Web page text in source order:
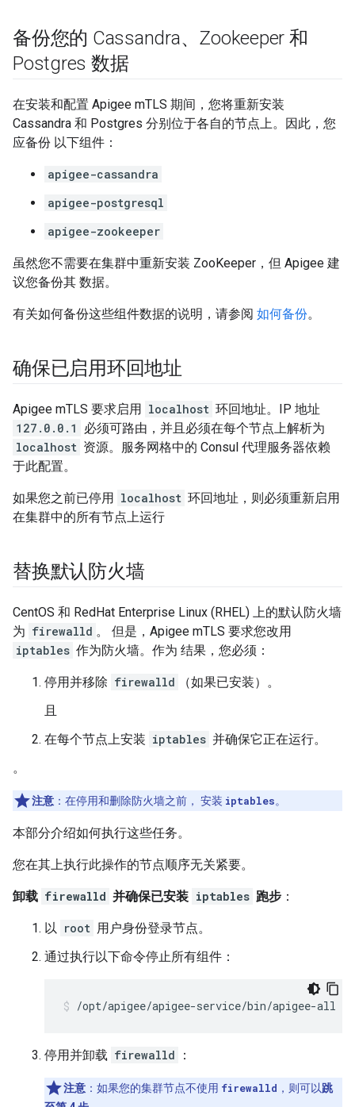
备份您的 Cassandra、Zookeeper 和
Postgres 数据
在安装和配置 Apigee mTLS 期间，您将重新安装
Cassandra 和 Postgres 分别位于各自的节点上。因此，您
应备份 以下组件：
apigee-cassandra
apigee-postgresql
apigee-zookeeper
虽然您不需要在集群中重新安装 ZooKeeper，但 Apigee 建
议您备份其 数据。
有关如何备份这些组件数据的说明，请参阅 如何备份。
确保已启用环回地址
Apigee mTLS 要求启用 localhost 环回地址。IP 地址
127.0.0.1
必须可路由，并且必须在每个节点上解析为
localhost 资源。服务网格中的 Consul 代理服务器依赖
于此配置。
如果您之前已停用 localhost 环回地址，则必须重新启用
在集群中的所有节点上运行
替换默认防火墙
CentOS 和 RedHat Enterprise Linux (RHEL) 上的默认防火墙
为 firewalld 。 但是，Apigee mTLS 要求您改用
iptables 作为防火墙。作为 结果，您必须：
停用并移除 firewalld
（如果已安装）。
且
在每个节点上安装 iptables 并确保它正在运行。
。
注意 ：在停用和删除防火墙之前， 安装 iptables。
本部分介绍如何执行这些任务。
您在其上执行此操作的节点顺序无关紧要。
卸载 firewalld 并确保已安装 iptables 跑步 ：
以 root 用户身份登录节点。
通过执行以下命令停止所有组件：
/opt/apigee/apigee-service/bin/apigee-all
停用并卸载 firewalld ：
注意 ：如果您的集群节点不使用 firewalld ，则可以跳